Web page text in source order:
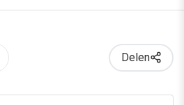
Delen